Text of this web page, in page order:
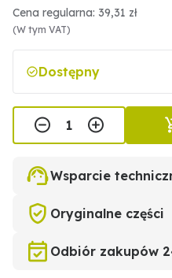
Cena regularna: 39,31 zł
(W tym VAT)
Dostępny
Wsparcie
Oryginalne części
Odbiór zakupów